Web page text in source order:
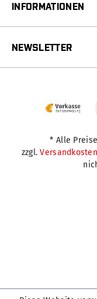
INFORMATIONEN
NEWSLETTER
* Alle
zzgl.Versandkosten